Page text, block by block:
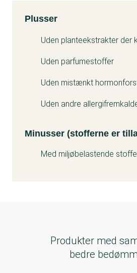
Kemitest
Plusser
Uden planteekstrakter der
Uden parfumestoffer
Uden mistænkt
Uden andre
Minusser (stofferne er
Med miljøbelastende
Produkter med
bedre